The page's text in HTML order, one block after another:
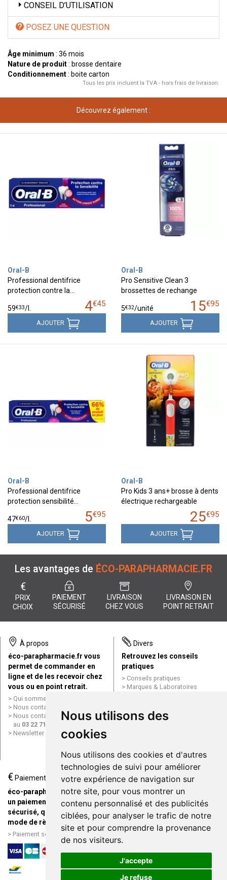
Nous utilisons des
cookies
Nous utilisons des cookies et d'autres
technologies de suivi pour améliorer
votre expérience de navigation sur
notre site, pour vous montrer un
contenu personnalisé et des publicités
ciblées, pour analyser le trafic de notre
site et pour comprendre la provenance
de nos visiteurs.
J'accepte
Je refuse
CONSEIL D’UTILISATION
POSEZ UNE QUESTION
Âge minimum : 36 mois
Nature de produit: brosse dentaire
Conditionnement: boite carton
Tous les prix incluent la TVA - hors frais de livraison.
Découvrez également :
Oral-B
Professional dentifrice
protection contre la…
4€45
59€33/
AJOUTER
Oral-B
Pro Sensitive Clean 3
brossettes de rechange
15€95
5€32/unité
AJOUTER
Oral-B
Professional dentifrice
protection sensibilité…
5€95
47€60/
AJOUTER
Oral-B
Pro Kids 3 ans+ brosse à dents
électrique rechargeable
25€95
AJOUTER
Les avantages de ÉCO-PARAPHARMACIE.FR
€
PRIX
CHOIX
PAIEMENT
SÉCURISÉ
LIVRAISON
CHEZ VOUS
LIVRAISON EN
POINT RETRAIT
À propos
éco-parapharmacie.fr vous
permet de commander en
ligne et de les recevoir chez
vous ou en point retrait.
Qui sommes nous ?
Nous contacter par e-mail
Nous contacter par téléphone
au 03 22 71 64 10
Newsletter
Divers
Retrouvez les conseils
pratiques
Conseils pratiques
Marques & Laboratoires
Mentions légales
Données personnelles
ligne
€ Paiement
éco-parapharmacie.fr offre
un paiement entièrement
sécurisé, quel que soit le
mode de règlement
Paiement sécurisé et simple
Livraison / Point retrait
Commandez en ligne et
recevez votre commande
rapidement chez vous ou en
point retrait
Livraison chez vous ou en